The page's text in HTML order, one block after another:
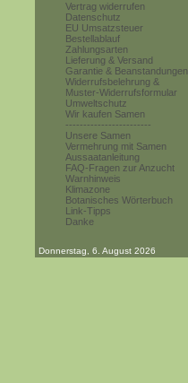
Vertrag widerrufen
Datenschutz
EU Umsatzsteuer
Bestellablauf
Zahlungsarten
Lieferung & Versand
Garantie & Beanstandungen
Widerrufsbelehrung &
Muster-Widerrufsformular
Umweltschutz
Wir kaufen Samen
------------------------
Unsere Samen
Vermehrung mit Samen
Aussaatanleitung
FAQ-Fragen zur Anzucht
Warnhinweis
Klimazone
Botanisches Wörterbuch
Link-Tipps
Danke
Donnerstag, 6. August 2026